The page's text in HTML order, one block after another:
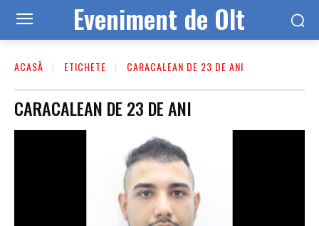
Eveniment de Olt
ACASĂ ETICHETE CARACALEAN DE 23 DE ANI
CARACALEAN DE 23 DE ANI